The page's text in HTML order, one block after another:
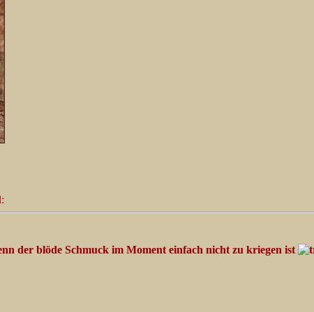
der blöde Schmuck im Moment einfach nicht zu kriegen ist